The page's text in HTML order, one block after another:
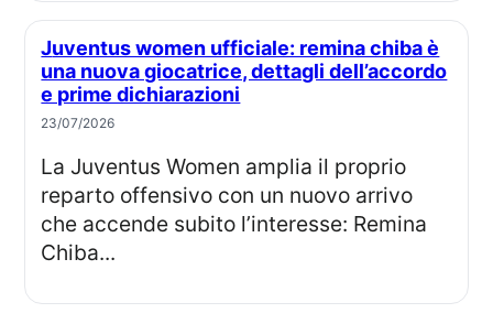
Juventus women ufficiale: remina chiba è
una nuova giocatrice, dettagli dell’accordo
e prime dichiarazioni
23/07/2026
La Juventus Women amplia il proprio
reparto offensivo con un nuovo arrivo
che accende subito l’interesse: Remina
Chiba...